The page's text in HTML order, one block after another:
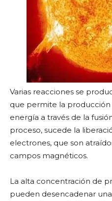
Varias reacciones se
que permite la producción
energía a través de la
proceso, sucede la
electrones, que son
campos magnéticos.
La alta concentración de
pueden desencadenar